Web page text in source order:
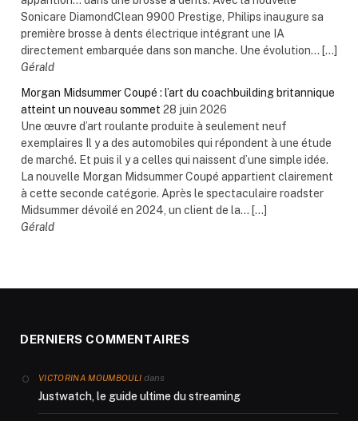
Sonicare DiamondClean 9900 Prestige, Philips inaugure sa
première brosse à dents électrique intégrant une IA
directement embarquée dans son manche. Une évolution... […]
Gérald
Morgan Midsummer Coupé : l’art du coachbuilding britannique
atteint un nouveau sommet 28 juin 2026
Une œuvre d’art roulante produite à seulement neuf
exemplaires Il y a des automobiles qui répondent à une étude
de marché. Et puis il y a celles qui naissent d’une simple idée.
La nouvelle Morgan Midsummer Coupé appartient clairement
à cette seconde catégorie. Après le spectaculaire roadster
Midsummer dévoilé en 2024, un client de la... […]
Gérald
DERNIERS COMMENTAIRES
VICTORINA MOUMBOULI dans
Justwatch, le guide ultime du streaming